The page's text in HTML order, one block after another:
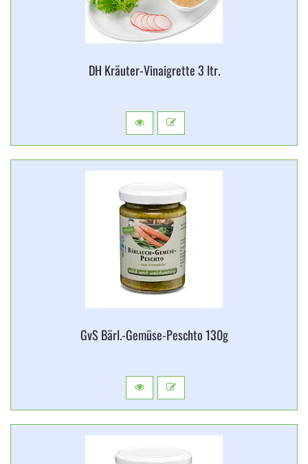
DH Kräuter-​Vinaigrette 3 ltr.
GvS Bärl.​-Gemüse-​Peschto 130g